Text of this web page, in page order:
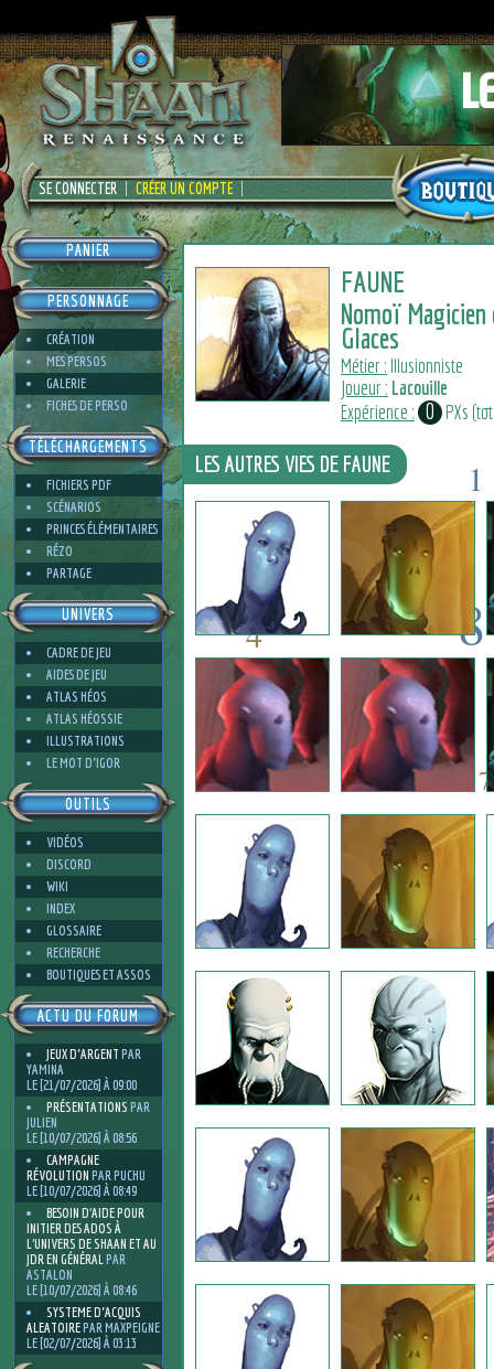
SE CONNECTER CRÉER UN COMPTE
PANIER
PERSONNAGE
CRÉATION
MES PERSOS
GALERIE
FICHES DE PERSO
TÉLÉCHARGEMENTS
FICHIERS PDF
SCÉNARIOS
PRINCES ÉLÉMENTAIRES
RÉZO
PARTAGE
UNIVERS
CADRE DE JEU
AIDES DE JEU
ATLAS HÉOS
ATLAS HÉOSSIE
ILLUSTRATIONS
LE MOT D'IGOR
OUTILS
VIDÉOS
DISCORD
WIKI
INDEX
GLOSSAIRE
RECHERCHE
BOUTIQUES ET ASSOS
ACTU DU FORUM
JEUX D'ARGENT PAR
YAMINA
LE [21/07/2026] À 09:00
PRÉSENTATIONS PAR
JULIEN
LE [10/07/2026] À 08:56
CAMPAGNE
RÉVOLUTION PAR PUCHU
LE [10/07/2026] À 08:49
BESOIN D’AIDE POUR
INITIER DES ADOS À
L’UNIVERS DE SHAAN ET AU
JDR EN GÉNÉRALPAR
ASTALON
LE [10/07/2026] À 08:46
SYSTEME D'ACQUIS
ALEATOIREPAR MAXPEIGNE
LE [02/07/2026] À 03:13
FAUNE
Nomoï Magicien
Glaces
Métier : Illusionniste
Joueur : Lacouille
Expérience : 0 PXs
7
8
6
8
6
1
4
4
3
1
LES AUTRES VIES DE FAUNE